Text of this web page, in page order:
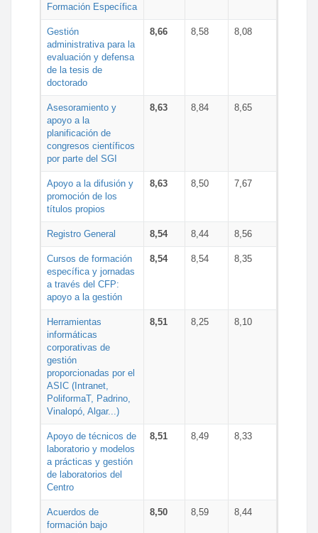
Formación Específica
Gestión
administrativa para la
evaluación y defensa
de la tesis de
doctorado
8,66 8,58 8,08
Asesoramiento y
apoyo a la
planificación de
congresos científicos
por parte del SGI
8,63 8,84 8,65
Apoyo a la difusión y
promoción de los
títulos propios
8,63 8,50 7,67
Registro General 8,54 8,44 8,56
Cursos de formación
específica y jornadas
a través del CFP:
apoyo a la gestión
8,54 8,54 8,35
Herramientas
informáticas
corporativas de
gestión
proporcionadas por el
ASIC (Intranet,
PoliformaT, Padrino,
Vinalopó, Algar...)
8,51 8,25 8,10
Apoyo de técnicos de
laboratorio y modelos
a prácticas y gestión
de laboratorios del
Centro
8,51 8,49 8,33
Acuerdos de
formación bajo
8,50 8,59 8,44